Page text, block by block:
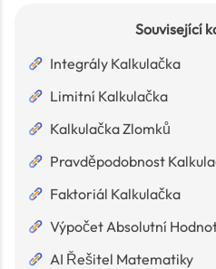
Související
Integrály Kalkulačka
Limitní Kalkulačka
Kalkulačka Zlomků
Pravděpodobnost
Faktoriál Kalkulačka
Výpočet Absolutní
AI Řešitel Matematiky